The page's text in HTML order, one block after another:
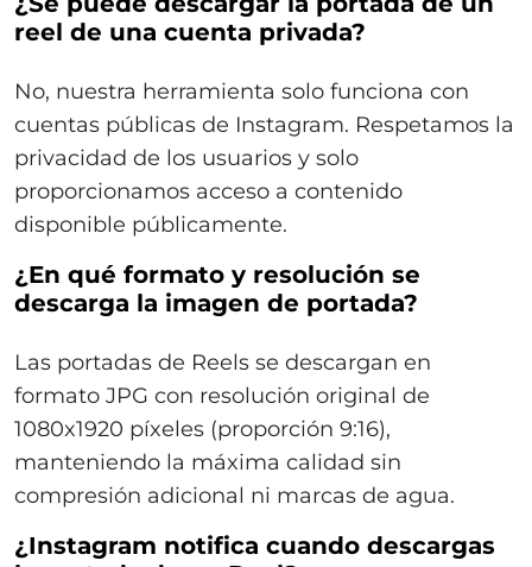
reel de una cuenta privada?
No, nuestra herramienta solo funciona con
cuentas públicas de Instagram. Respetamos la
privacidad de los usuarios y solo
proporcionamos acceso a contenido
disponible públicamente.
¿En qué formato y resolución se
descarga la imagen de portada?
Las portadas de Reels se descargan en
formato JPG con resolución original de
1080x1920 píxeles (proporción 9:16),
manteniendo la máxima calidad sin
compresión adicional ni marcas de agua.
¿Instagram notifica cuando descargas